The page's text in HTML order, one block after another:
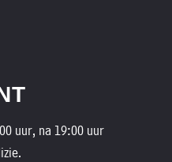
uur, na 19:00 uur